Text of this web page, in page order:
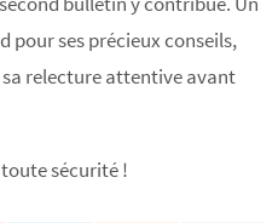
pour ses précieux conseils,
sa relecture attentive avant
sécurité !